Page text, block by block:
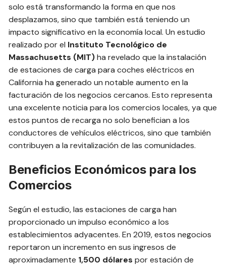
solo está transformando la forma en que nos
desplazamos, sino que también está teniendo un
impacto significativo en la economía local. Un estudio
realizado por el Instituto Tecnológico de
Massachusetts (MIT)ha revelado que la instalación
de estaciones de carga para coches eléctricos en
California ha generado un notable aumento en la
facturación de los negocios cercanos. Esto representa
una excelente noticia para los comercios locales, ya que
estos puntos de recarga no solo benefician a los
conductores de vehículos eléctricos, sino que también
contribuyen a la revitalización de las comunidades.
Beneficios Económicos para los
Comercios
Según el estudio, las estaciones de carga han
proporcionado un impulso económico a los
establecimientos adyacentes. En 2019, estos negocios
reportaron un incremento en sus ingresos de
aproximadamente 1,500 dólares por estación de